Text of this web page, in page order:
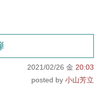
2021/02/26 金 20:03
小山芳立